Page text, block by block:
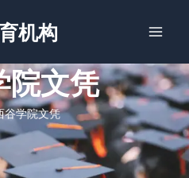
机构
院文凭
谷学院文凭